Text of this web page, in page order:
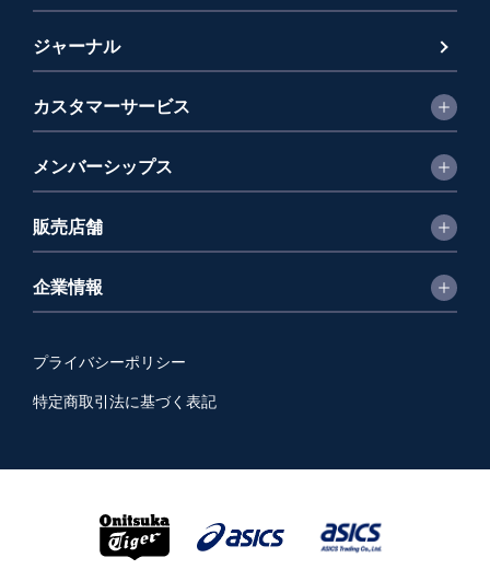
ジャーナル
カスタマーサービス
メンバーシップス
販売店舗
企業情報
プライバシーポリシー
特定商取引法に基づく表記